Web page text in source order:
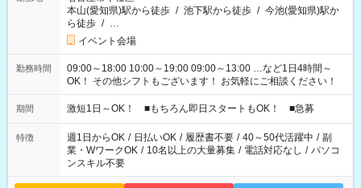
本山(愛知県)駅から徒歩 / 池下駅から徒歩 / 今池(愛知県)駅か
ら徒歩 / …
イベント会場
勤務時間
09:00～18:00 10:00～19:00 09:00～13:00 …など1日4時間～
OK！ その他シフトもございます！ お気軽にご相談ください！
期間 激短1日～OK！ ■もちろん即日スタートもOK！ ■急募
特徴 週1日からOK / 日払いOK / 履歴書不要 / 40～50代活躍中 / 副
業・WワークOK / 10名以上の大量募集 / 電話対応なし / パソコ
ンスキル不要